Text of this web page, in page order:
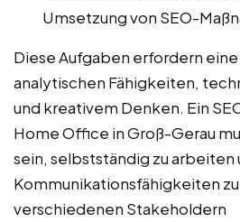
Umsetzung von SEO-
Diese Aufgaben erfordern eine
analytischen Fähigkeiten,
und kreativem Denken. Ein
Home Office in Groß-Gerau
sein, selbstständig zu
Kommunikationsfähigkeiten
verschiedenen Stakeholdern